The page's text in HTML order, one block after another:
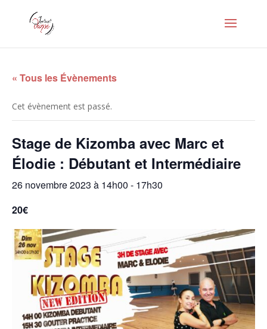
« Tous les Évènements
Cet évènement est passé.
Stage de Kizomba avec Marc et
Élodie : Débutant et Intermédiaire
26 novembre 2023 à 14h00 - 17h30
20€